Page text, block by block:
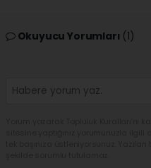
Okuyucu Yorumları (1)